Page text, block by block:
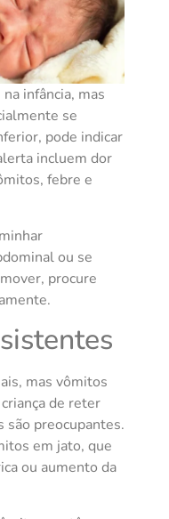
infância, mas
se
pode indicar
incluem dor
febre e
ou se
procure
mas vômitos
de reter
são preocupantes.
em jato, que
ou aumento da